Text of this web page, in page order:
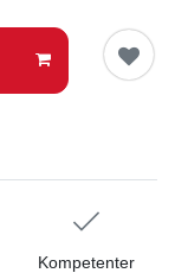
Kompetenter